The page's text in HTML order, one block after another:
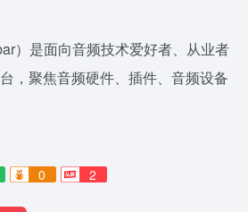
）是面向音频技术爱好者、从业者
，聚焦音频硬件、插件、音频设备
0 2